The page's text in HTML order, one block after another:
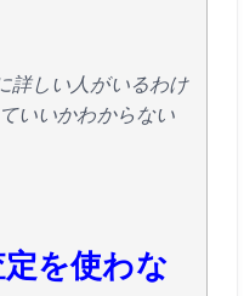
詳しい人がいるわけ
いいかわからない
を使わな